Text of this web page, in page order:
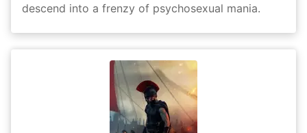
descend into a frenzy of psychosexual mania.